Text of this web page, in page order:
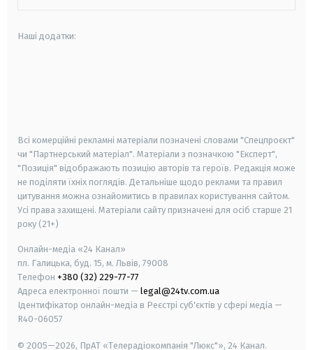
Наші додатки:
Всі комерційні рекламні матеріали позначені словами "Спецпроєкт"
чи "Партнерський матеріал". Матеріали з позначкою "Експерт",
"Позиція" відображають позицію авторів та героїв. Редакція може
не поділяти їхніх поглядів. Детальніше щодо реклами та правил
цитування можна ознайомитись в правилах користування сайтом.
Усі права захищені. Матеріали сайту призначені для осіб старше 21
року (21+)
Онлайн-медіа «24 Канал»
пл. Галицька, буд. 15, м. Львів, 79008
Телефон +380 (32) 229-77-77
Адреса електронної пошти — legal@24tv.com.ua
Ідентифікатор онлайн-медіа в Реєстрі суб'єктів у сфері медіа —
R40-06057
© 2005—2026, ПрАТ «Телерадіокомпанія "Люкс"», 24 Канал.